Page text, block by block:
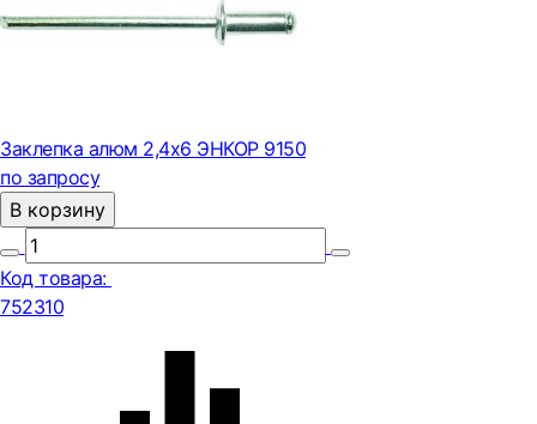
Заклепка алюм 2,4х6 ЭНКОР 9150
по запросу
В корзину
Код товара:
752310